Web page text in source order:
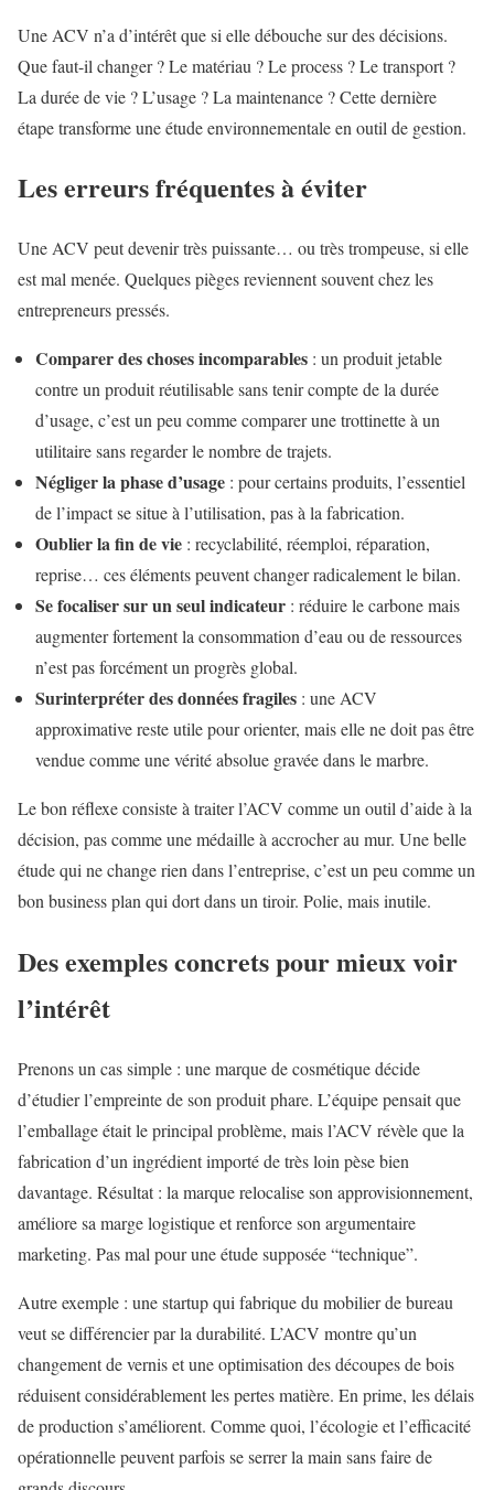
Une ACV n’a d’intérêt que si elle débouche sur des décisions.
Que faut-il changer ? Le matériau ? Le process ? Le transport ?
La durée de vie ? L’usage ? La maintenance ? Cette dernière
étape transforme une étude environnementale en outil de gestion.
Les erreurs fréquentes à éviter
Une ACV peut devenir très puissante… ou très trompeuse, si elle
est mal menée. Quelques pièges reviennent souvent chez les
entrepreneurs pressés.
Comparer des choses incomparables : un produit jetable
contre un produit réutilisable sans tenir compte de la durée
d’usage, c’est un peu comme comparer une trottinette à un
utilitaire sans regarder le nombre de trajets.
Négliger la phase d’usage : pour certains produits, l’essentiel
de l’impact se situe à l’utilisation, pas à la fabrication.
Oublier la fin de vie : recyclabilité, réemploi, réparation,
reprise… ces éléments peuvent changer radicalement le bilan.
Se focaliser sur un seul indicateur : réduire le carbone mais
augmenter fortement la consommation d’eau ou de ressources
n’est pas forcément un progrès global.
Surinterpréter des données fragiles : une ACV
approximative reste utile pour orienter, mais elle ne doit pas être
vendue comme une vérité absolue gravée dans le marbre.
Le bon réflexe consiste à traiter l’ACV comme un outil d’aide à la
décision, pas comme une médaille à accrocher au mur. Une belle
étude qui ne change rien dans l’entreprise, c’est un peu comme un
bon business plan qui dort dans un tiroir. Polie, mais inutile.
Des exemples concrets pour mieux voir
l’intérêt
Prenons un cas simple : une marque de cosmétique décide
d’étudier l’empreinte de son produit phare. L’équipe pensait que
l’emballage était le principal problème, mais l’ACV révèle que la
fabrication d’un ingrédient importé de très loin pèse bien
davantage. Résultat : la marque relocalise son approvisionnement,
améliore sa marge logistique et renforce son argumentaire
marketing. Pas mal pour une étude supposée “technique”.
Autre exemple : une startup qui fabrique du mobilier de bureau
veut se différencier par la durabilité. L’ACV montre qu’un
changement de vernis et une optimisation des découpes de bois
réduisent considérablement les pertes matière. En prime, les délais
de production s’améliorent. Comme quoi, l’écologie et l’efficacité
opérationnelle peuvent parfois se serrer la main sans faire de